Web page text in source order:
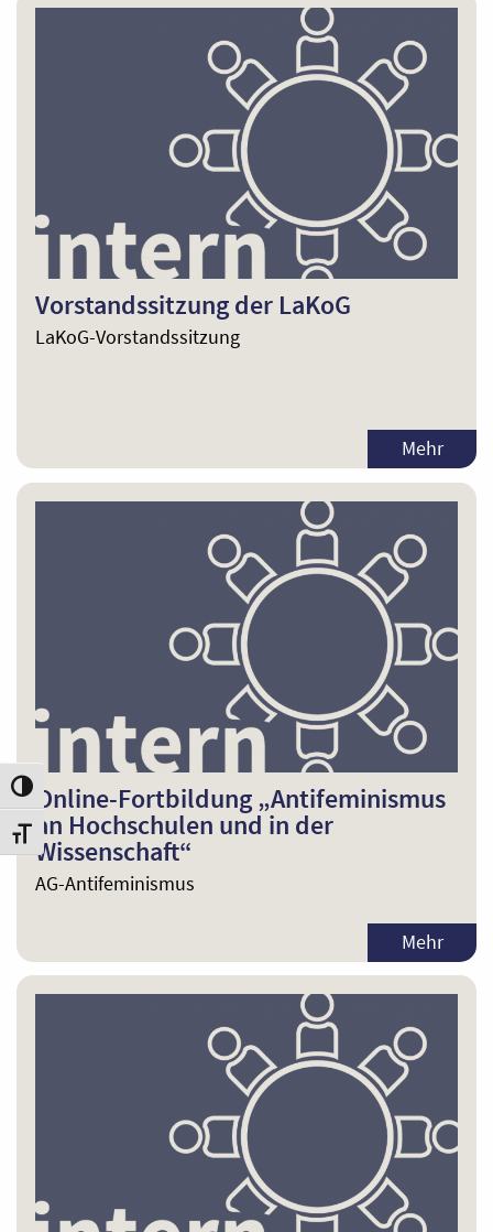
Umschalten auf hohe Kontraste
Schrift vergrößern
Vorstandssitzung der LaKoG
LaKoG-Vorstandssitzung
Mehr
Online-Fortbildung „Antifeminismus
an Hochschulen und in der
Wissenschaft“
AG-Antifeminismus
Mehr